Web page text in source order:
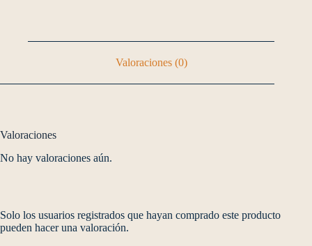
Valoraciones (0)
Valoraciones
No hay valoraciones aún.
Solo los usuarios registrados que hayan comprado este producto
pueden hacer una valoración.